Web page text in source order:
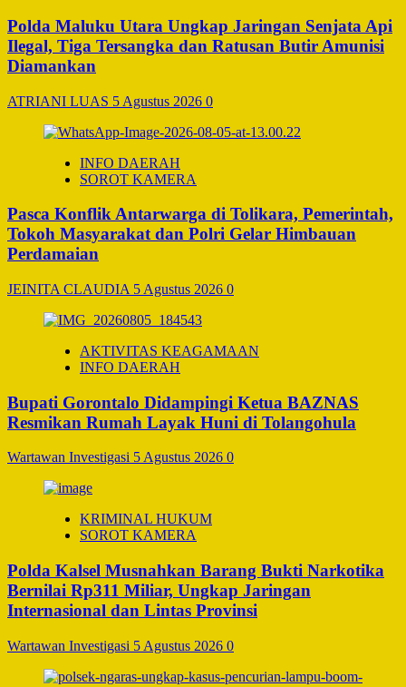
Polda Maluku Utara Ungkap Jaringan Senjata Api
Ilegal, Tiga Tersangka dan Ratusan Butir Amunisi
Diamankan
ATRIANI LUAS 5 Agustus 2026 0
INFO DAERAH
SOROT KAMERA
Pasca Konflik Antarwarga di Tolikara, Pemerintah,
Tokoh Masyarakat dan Polri Gelar Himbauan
Perdamaian
JEINITA CLAUDIA 5 Agustus 2026 0
AKTIVITAS KEAGAMAAN
INFO DAERAH
Bupati Gorontalo Didampingi Ketua BAZNAS
Resmikan Rumah Layak Huni di Tolangohula
Wartawan Investigasi 5 Agustus 2026 0
KRIMINAL HUKUM
SOROT KAMERA
Polda Kalsel Musnahkan Barang Bukti Narkotika
Bernilai Rp311 Miliar, Ungkap Jaringan
Internasional dan Lintas Provinsi
Wartawan Investigasi 5 Agustus 2026 0